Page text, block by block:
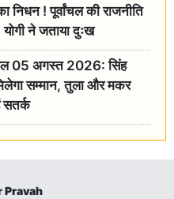
निधन ! पूर्वांचल की राजनीति
ने जताया दुःख
05 अगस्त 2026: सिंह
सम्मान, तुला और मकर
सतर्क
Pravah